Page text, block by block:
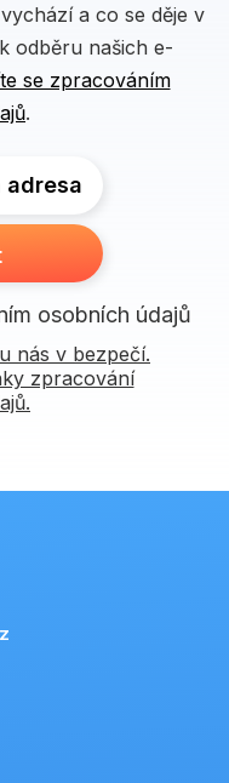
a co se děje v
odběru našich e-
se zpracováním
.
adresa
osobních údajů
nás v bezpečí.
zpracování